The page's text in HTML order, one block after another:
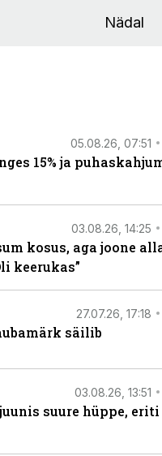
Nädal
05.08.26, 07:51
15% ja
03.08.26, 14:25
kosus, aga joone
keerukas”
27.07.26, 17:18
säilib
03.08.26, 13:51
suure hüppe, eriti